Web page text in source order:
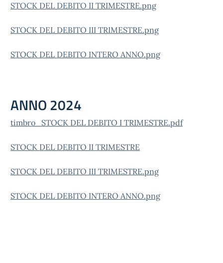
STOCK DEL DEBITO II TRIMESTRE.png
STOCK DEL DEBITO III TRIMESTRE.png
STOCK DEL DEBITO INTERO ANNO.png
ANNO 2024
timbro_STOCK DEL DEBITO I TRIMESTRE.pdf
STOCK DEL DEBITO II TRIMESTRE
STOCK DEL DEBITO III TRIMESTRE.png
STOCK DEL DEBITO INTERO ANNO.png